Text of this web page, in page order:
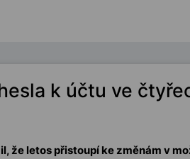
k účtu ve
že letos přistoupí ke změnám v